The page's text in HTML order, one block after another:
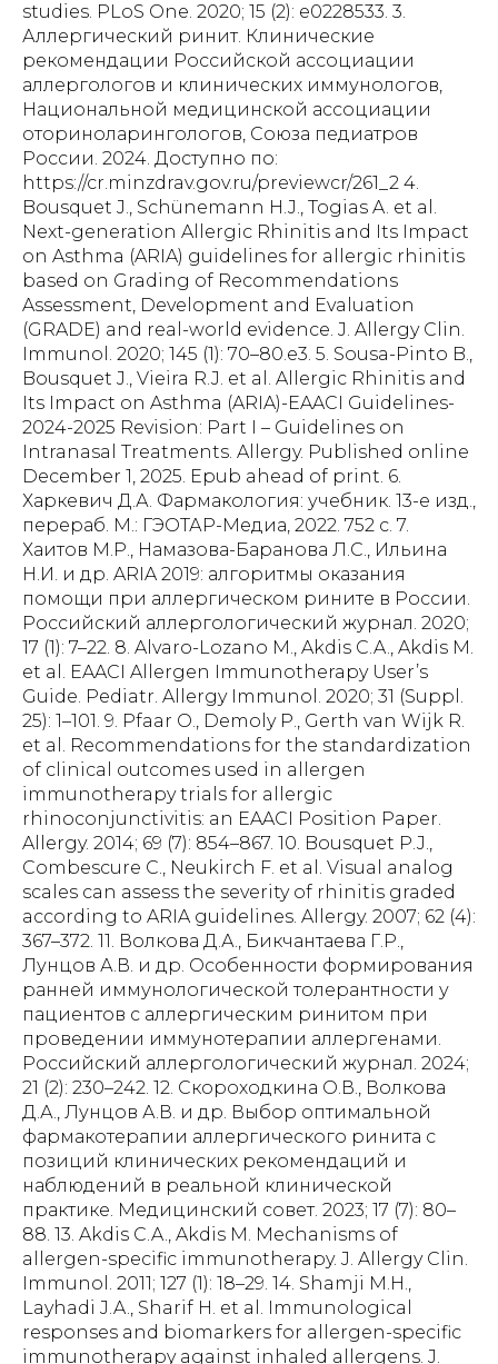
studies. PLoS One. 2020; 15 (2): e0228533. 3.
Аллергический ринит. Клинические
рекомендации Российской ассоциации
аллергологов и клинических иммунологов,
Национальной медицинской ассоциации
оториноларингологов, Союза педиатров
России. 2024. Доступно по:
https://cr.minzdrav.gov.ru/previewcr/261_2 4.
Bousquet J., Schünemann H.J., Togias A. et al.
Next-generation Allergic Rhinitis and Its Impact
on Asthma (ARIA) guidelines for allergic rhinitis
based on Grading of Recommendations
Assessment, Development and Evaluation
(GRADE) and real-world evidence. J. Allergy Clin.
Immunol. 2020; 145 (1): 70–80.e3. 5. Sousa-Pinto B.,
Bousquet J., Vieira R.J. et al. Allergic Rhinitis and
Its Impact on Asthma (ARIA)-EAACI Guidelines-
2024-2025 Revision: Part I – Guidelines on
Intranasal Treatments. Allergy. Published online
December 1, 2025. Epub ahead of print. 6.
Харкевич Д.А. Фармакология: учебник. 13-е изд.,
перераб. М.: ГЭОТАР-Медиа, 2022. 752 с. 7.
Хаитов М.Р., Намазова-Баранова Л.С., Ильина
Н.И. и др. ARIA 2019: алгоритмы оказания
помощи при аллергическом рините в России.
Российский аллергологический журнал. 2020;
17 (1): 7–22. 8. Alvaro-Lozano M., Akdis C.A., Akdis M.
et al. EAACI Allergen Immunotherapy User’s
Guide. Pediatr. Allergy Immunol. 2020; 31 (Suppl.
25): 1–101. 9. Pfaar O., Demoly P., Gerth van Wijk R.
et al. Recommendations for the standardization
of clinical outcomes used in allergen
immunotherapy trials for allergic
rhinoconjunctivitis: an EAACI Position Paper.
Allergy. 2014; 69 (7): 854–867. 10. Bousquet P.J.,
Combescure C., Neukirch F. et al. Visual analog
scales can assess the severity of rhinitis graded
according to ARIA guidelines. Allergy. 2007; 62 (4):
367–372. 11. Волкова Д.А., Бикчантаева Г.Р.,
Лунцов А.В. и др. Особенности формирования
ранней иммунологической толерантности у
пациентов с аллергическим ринитом при
проведении иммунотерапии аллергенами.
Российский аллергологический журнал. 2024;
21 (2): 230–242. 12. Скороходкина О.В., Волкова
Д.А., Лунцов А.В. и др. Выбор оптимальной
фармакотерапии аллергического ринита с
позиций клинических рекомендаций и
наблюдений в реальной клинической
практике. Медицинский совет. 2023; 17 (7): 80–
88. 13. Akdis C.A., Akdis M. Mechanisms of
allergen-specific immunotherapy. J. Allergy Clin.
Immunol. 2011; 127 (1): 18–29. 14. Shamji M.H.,
Layhadi J.A., Sharif H. et al. Immunological
responses and biomarkers for allergen-specific
immunotherapy against inhaled allergens. J.